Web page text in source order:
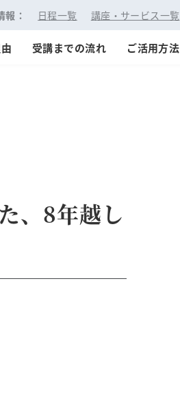
報： 日程一覧 講座・サービス一覧
受講までの流れ ご活用方法
、8年越し